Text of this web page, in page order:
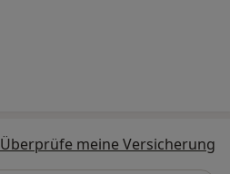
Überprüfe meine Versicherung